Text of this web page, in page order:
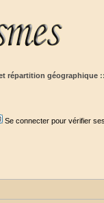
répartition géographique ::
Se connecter pour vérifier